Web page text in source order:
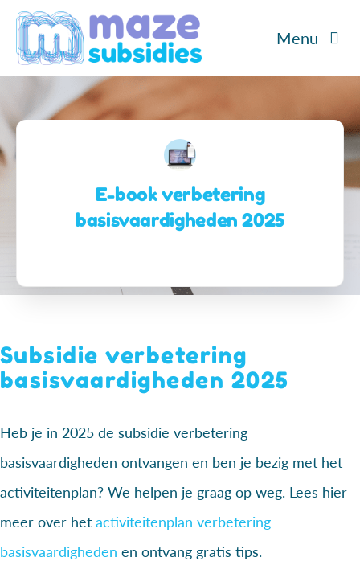
naar
inhoud
Menu
Home
Over ons
E-book verbetering
basisvaardigheden 2025
Subsidie verbetering
basisvaardigheden 2025
Heb je in 2025 de subsidie verbetering
basisvaardigheden ontvangen en ben je bezig met het
activiteitenplan? We helpen je graag op weg. Lees hier
meer over het activiteitenplan verbetering
basisvaardigheden en ontvang gratis tips.